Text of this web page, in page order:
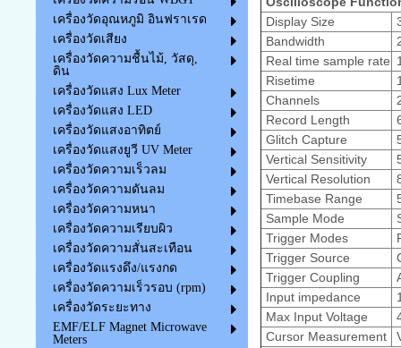
เครื่องวัดอุณหภูมิ อินฟราเรด
เครื่องวัดเสียง
เครื่องวัดความชื้นไม้, วัสดุ,
ดิน
เครื่องวัดแสง Lux Meter
เครื่องวัดแสง LED
เครื่องวัดแสงอาทิตย์
เครื่องวัดแสงยูวี UV Meter
เครื่องวัดความเร็วลม
เครื่องวัดความดันลม
เครื่องวัดความหนา
เครื่องวัดความเรียบผิว
เครื่องวัดความสั่นสะเทือน
เครื่องวัดแรงดึง/แรงกด
เครื่องวัดความเร็วรอบ (rpm)
เครื่องวัดระยะทาง
EMF/ELF Magnet Microwave
Meters
Display Size
Bandwidth
Real time sample rate
Risetime
Channels
Record Length
Glitch Capture
Vertical Sensitivity
Vertical Resolution
Timebase Range
Sample Mode
Trigger Modes
Trigger Source
Trigger Coupling
Input impedance
Max Input Voltage
Cursor Measurement